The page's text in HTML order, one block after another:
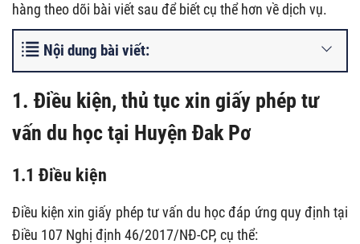
hàng theo dõi bài viết sau để biết cụ thể hơn về dịch vụ.
Nội dung bài viết:
1. Điều kiện, thủ tục xin giấy phép tư
vấn du học tại Huyện Đak Pơ
1.1 Điều kiện
Điều kiện xin giấy phép tư vấn du học đáp ứng quy định tại
Điều 107 Nghị định 46/2017/NĐ-CP, cụ thể: